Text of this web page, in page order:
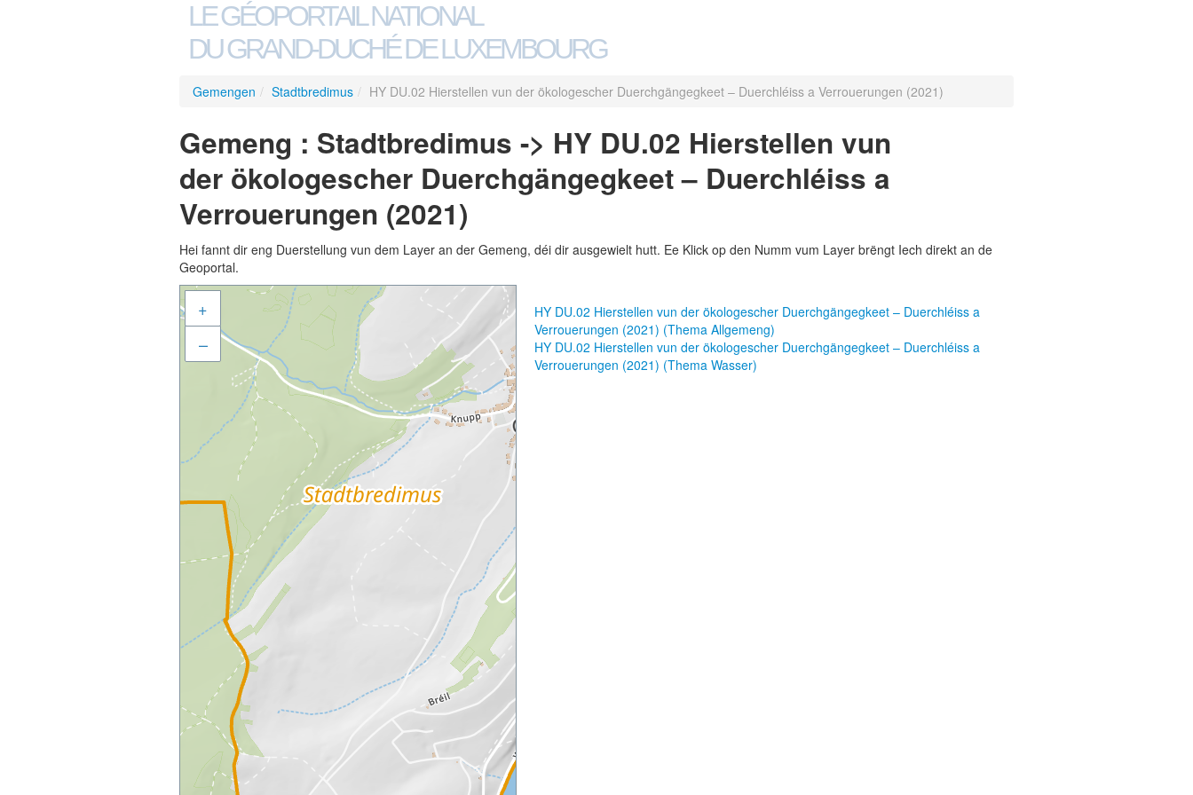
LE GÉOPORTAIL NATIONAL
DU GRAND-DUCHÉ DE LUXEMBOURG
Gemengen / Stadtbredimus / HY DU.02 Hierstellen vun der ökologescher Duerchgängegkeet – Duerchléiss a Verrouerungen (2021)
Gemeng : Stadtbredimus -> HY DU.02 Hierstellen vun
der ökologescher Duerchgängegkeet – Duerchléiss a
Verrouerungen (2021)
Hei fannt dir eng Duerstellung vun dem Layer an der Gemeng, déi dir ausgewielt hutt. Ee Klick op den Numm vum Layer brëngt Iech direkt an de
Geoportal.
+
–
HY DU.02 Hierstellen vun der ökologescher Duerchgängegkeet – Duerchléiss a
Verrouerungen (2021) (Thema Allgemeng)
HY DU.02 Hierstellen vun der ökologescher Duerchgängegkeet – Duerchléiss a
Verrouerungen (2021) (Thema Wasser)